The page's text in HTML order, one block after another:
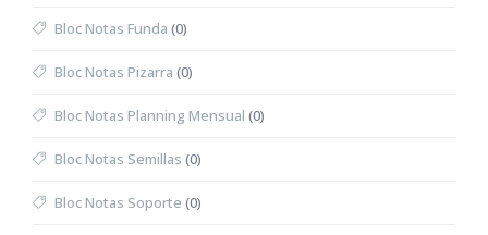
Bloc Notas Funda (0)
Bloc Notas Pizarra (0)
Bloc Notas Planning Mensual (0)
Bloc Notas Semillas (0)
Bloc Notas Soporte (0)